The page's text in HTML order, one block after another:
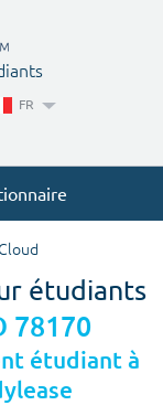
FR
étudiants
78170
étudiant à